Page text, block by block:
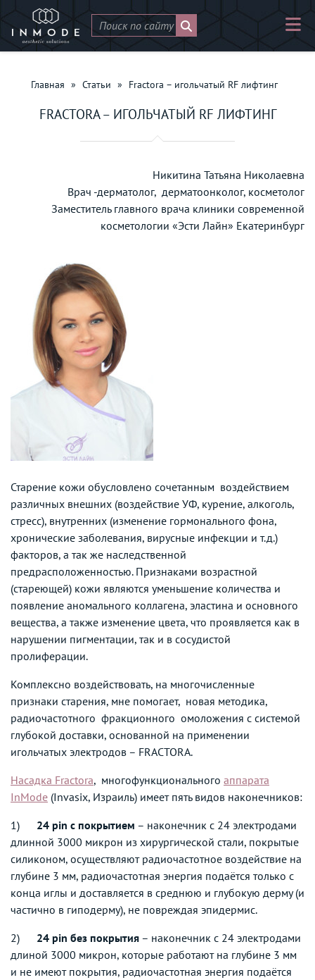
Главная » Статьи » Fractora – игольчатый RF лифтинг
FRACTORA – ИГОЛЬЧАТЫЙ RF ЛИФТИНГ
Никитина Татьяна Николаевна
Врач -дерматолог, дерматоонколог, косметолог
Заместитель главного врача клиники современной
косметологии «Эсти Лайн» Екатеринбург
Старение кожи обусловлено сочетанным воздействием
различных внешних (воздействие УФ, курение, алкоголь,
стресс), внутренних (изменение гормонального фона,
хронические заболевания, вирусные инфекции и т.д.)
факторов, а так же наследственной
предрасположенностью. Признаками возрастной
(стареющей) кожи являются уменьшение количества и
появление аномального коллагена, эластина и основного
вещества, а также изменение цвета, что проявляется как в
нарушении пигментации, так и в сосудистой
пролиферации.
Комплексно воздействовать, на многочисленные
признаки старения, мне помогает, новая методика,
радиочастотного фракционного омоложения с системой
глубокой доставки, основанной на применении
игольчатых электродов – FRACTORA.
Насадка Fractora, многофункционального аппарата
InMode (Invasix, Израиль) имеет пять видов наконечников:
1) 24 pin с покрытием – наконечник с 24 электродами
длинной 3000 микрон из хирургической стали, покрытые
силиконом, осуществляют радиочастотное воздействие на
глубине 3 мм, радиочастотная энергия подаётся только с
конца иглы и доставляется в среднюю и глубокую дерму (и
частично в гиподерму), не повреждая эпидермис.
2) 24 pin без покрытия – наконечник с 24 электродами
длиной 3000 микрон, которые работают на глубине 3 мм
и не имеют покрытия, радиочастотная энергия подаётся